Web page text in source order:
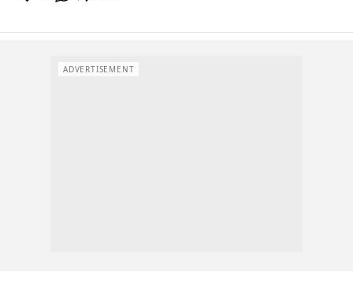
ADVERTISEMENT